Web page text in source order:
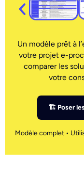
Un modèle prêt à
votre projet e-
comparer les
votre
🏗 Poser
Modèle complet •